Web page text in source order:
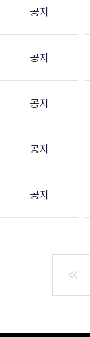
공지
공지
공지
공지
공지